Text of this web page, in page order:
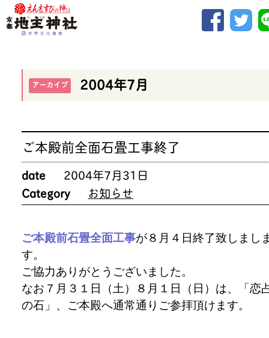
アーカイブ 2004年7月
ご本殿前全面石畳工事終了
date
2004年7月31日
Category
お知らせ
ご本殿前石畳全面工事が８月４日終了致しまし
す。
ご協力ありがとうございました。
なお７月３１日（土）８月１日（日）は、「恋
の石」、ご本殿へ通常通りご参拝頂けます。